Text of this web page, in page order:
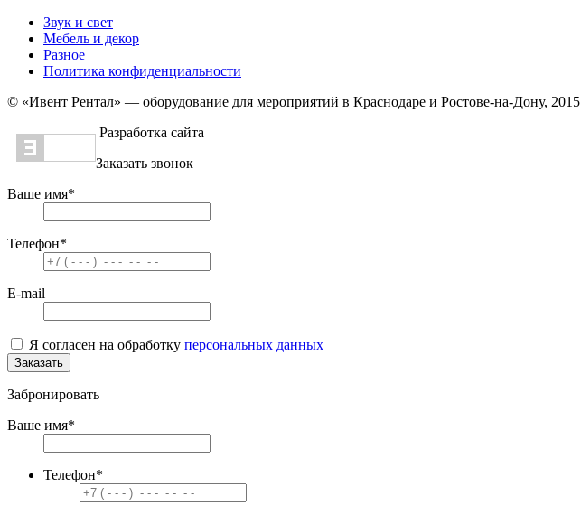
Звук и свет
Мебель и декор
Разное
Политика конфиденциальности
© «Ивент Рентал» — оборудование для мероприятий в Краснодаре и Ростове-на-Дону, 2015
Разработка сайта
Заказать звонок
Ваше имя*
Телефон*
E-mail
Я согласен на обработку персональных данных
Заказать
Забронировать
Ваше имя*
Телефон*